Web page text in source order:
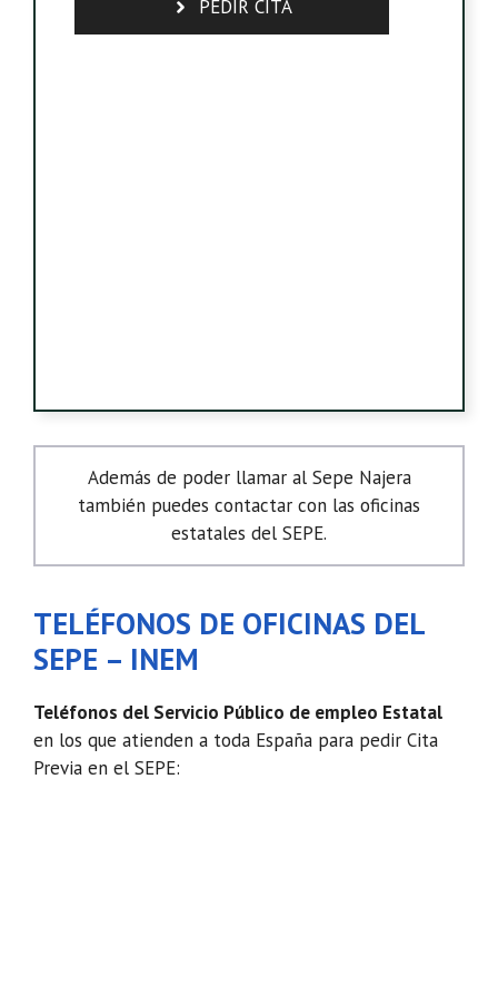
PEDIR CITA
Además de poder llamar al Sepe Najera
también puedes contactar con las oficinas
estatales del SEPE.
TELÉFONOS DE OFICINAS DEL
SEPE – INEM
Teléfonos del Servicio Público de empleo Estatal
en los que atienden a toda España para pedir Cita
Previa en el SEPE: